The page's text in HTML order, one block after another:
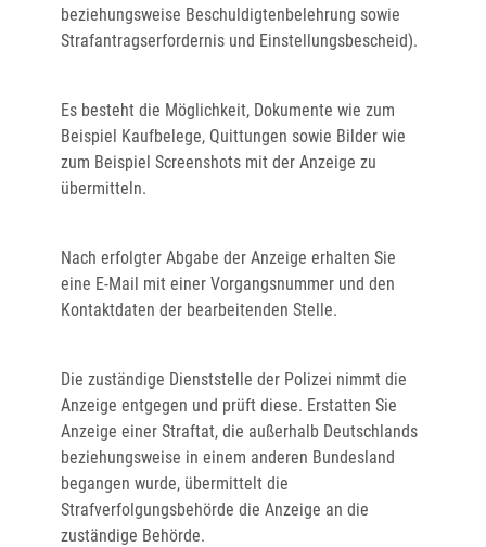
beziehungsweise Beschuldigtenbelehrung sowie
Strafantragserfordernis und Einstellungsbescheid).
Es besteht die Möglichkeit, Dokumente wie zum
Beispiel Kaufbelege, Quittungen sowie Bilder wie
zum Beispiel Screenshots mit der Anzeige zu
übermitteln.
Nach erfolgter Abgabe der Anzeige erhalten Sie
eine E-Mail mit einer Vorgangsnummer und den
Kontaktdaten der bearbeitenden Stelle.
Die zuständige Dienststelle der Polizei nimmt die
Anzeige entgegen und prüft diese. Erstatten Sie
Anzeige einer Straftat, die außerhalb Deutschlands
beziehungsweise in einem anderen Bundesland
begangen wurde, übermittelt die
Strafverfolgungsbehörde die Anzeige an die
zuständige Behörde.